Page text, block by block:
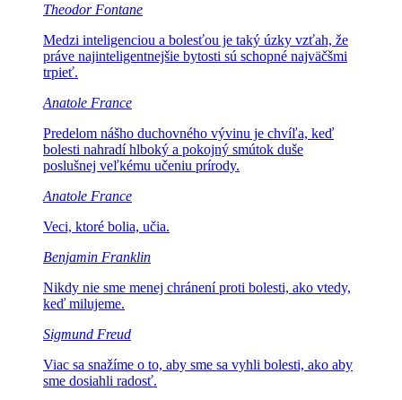
Theodor Fontane
Medzi inteligenciou a bolesťou je taký úzky vzťah, že
práve najinteligentnejšie bytosti sú schopné najväčšmi
trpieť.
Anatole France
Predelom nášho duchovného vývinu je chvíľa, keď
bolesti nahradí hlboký a pokojný smútok duše
poslušnej veľkému učeniu prírody.
Anatole France
Veci, ktoré bolia, učia.
Benjamin Franklin
Nikdy nie sme menej chránení proti bolesti, ako vtedy,
keď milujeme.
Sigmund Freud
Viac sa snažíme o to, aby sme sa vyhli bolesti, ako aby
sme dosiahli radosť.